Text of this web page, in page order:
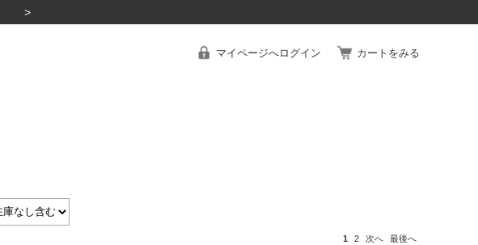
マイページへログイン カートをみる
1 2 次へ 最後へ